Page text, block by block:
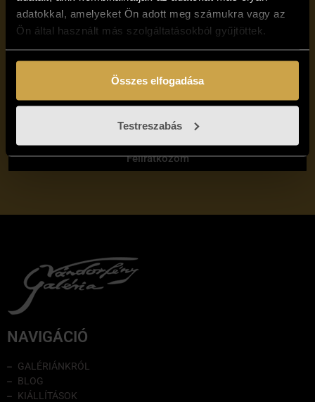
adatokkal, amelyeket Ön adott meg számukra vagy az
Ön által használt más szolgáltatásokból gyűjtöttek.
Összes elfogadása
Testreszabás
adatvédelmi tájékoztatóját
Feliratkozom
NAVIGÁCIÓ
GALÉRIÁNKRÓL
BLOG
KIÁLLÍTÁSOK